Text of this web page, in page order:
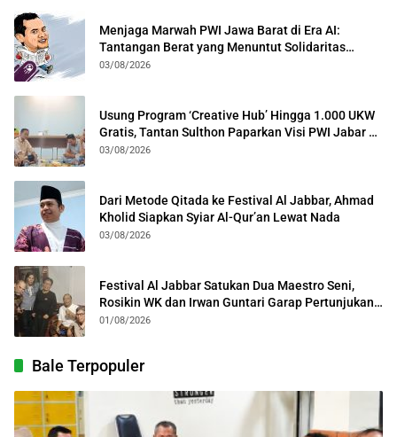
Menjaga Marwah PWI Jawa Barat di Era AI:
Tantangan Berat yang Menuntut Solidaritas
Lintas Generasi
03/08/2026
Usung Program ‘Creative Hub’ Hingga 1.000 UKW
Gratis, Tantan Sulthon Paparkan Visi PWI Jabar di
Kota Bogor
03/08/2026
Dari Metode Qitada ke Festival Al Jabbar, Ahmad
Kholid Siapkan Syiar Al-Qur’an Lewat Nada
03/08/2026
Festival Al Jabbar Satukan Dua Maestro Seni,
Rosikin WK dan Irwan Guntari Garap Pertunjukan
Kolosal
01/08/2026
Bale Terpopuler